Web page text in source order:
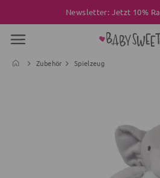
Newsletter: Jetzt 10%
Zubehör Spielzeug